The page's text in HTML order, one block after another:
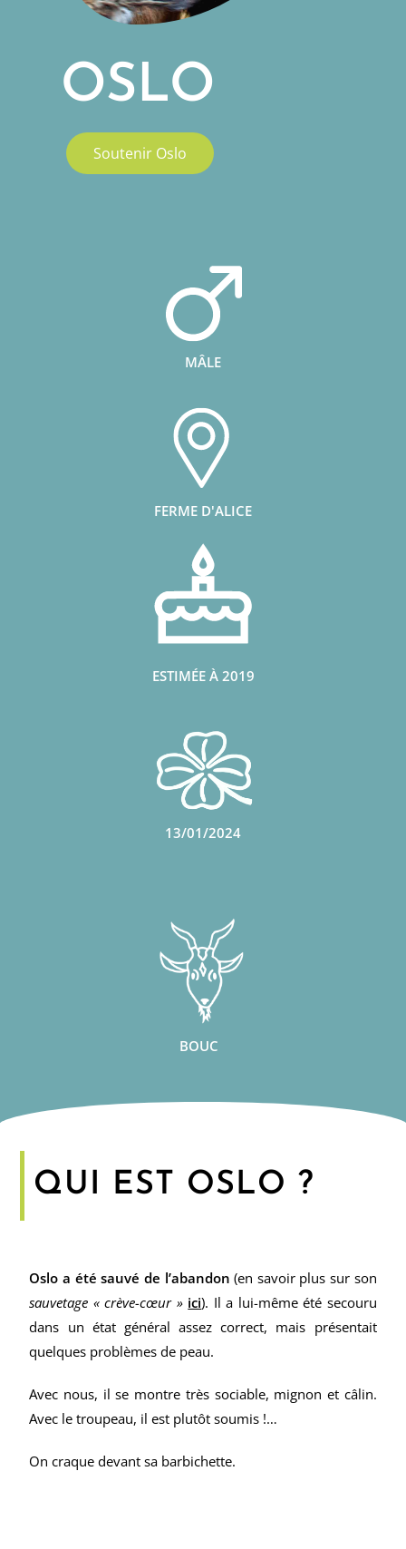
OSLO
Soutenir Oslo
MÂLE
FERME D'ALICE
ESTIMÉE À 2019
13/01/2024
BOUC
QUI EST OSLO ?
Oslo a été sauvé de l’abandon (en savoir plus sur son
sauvetage « crève-cœur » ici). Il a lui-même été secouru
dans un état général assez correct, mais présentait
quelques problèmes de peau.
Avec nous, il se montre très sociable, mignon et câlin.
Avec le troupeau, il est plutôt soumis !…
On craque devant sa barbichette.